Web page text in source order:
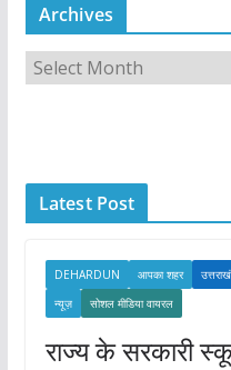
Archives
r
e
Latest Post
DEHARDUN आपका शहर
न्यूज़
सोशल मीडिया वायरल
राज्य के सरकारी